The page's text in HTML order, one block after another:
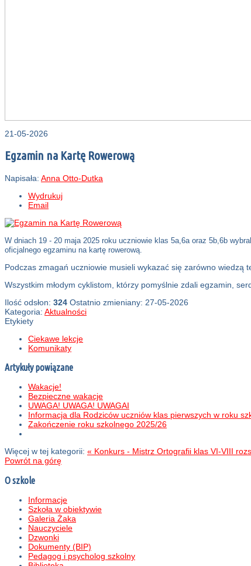
21-05-2026
Egzamin na Kartę Rowerową
Napisała: Anna Otto-Dutka
Wydrukuj
Email
W dniach 19 - 20 maja 2025 roku uczniowie klas 5a,6a oraz 5b,6b
oficjalnego egzaminu na kartę rowerową.
Podczas zmagań uczniowie musieli wykazać się zarówno wiedzą
Wszystkim młodym cyklistom, którzy pomyślnie zdali egzamin,
Ilość odsłon: 324 Ostatnio zmieniany: 27-05-2026
Kategoria: Aktualności
Etykiety
Ciekawe lekcje
Komunikaty
Artykuły powiązane
Wakacje!
Bezpieczne wakacje
UWAGA! UWAGA! UWAGAI
Informacja dla Rodziców uczniów klas pierwszych w roku
Zakończenie roku szkolnego 2025/26
Więcej w tej kategorii: « Konkurs - Mistrz Ortografii klas VI-VIII
Powrót na górę
O szkole
Informacje
Szkoła w obiektywie
Galeria Żaka
Nauczyciele
Dzwonki
Dokumenty (BIP)
Pedagog i psycholog szkolny